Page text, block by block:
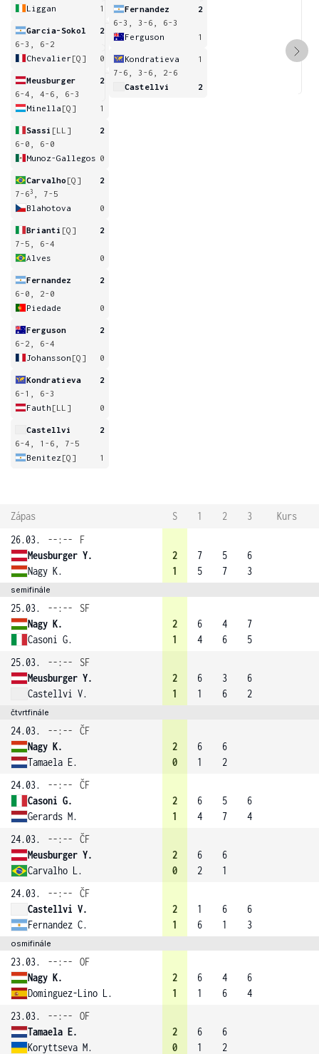
Liggan 1
Garcia-Sokol
2
6-3, 6-2
Chevalier[Q] 0
Meusburger
2
6-4, 4-6, 6-3
Minella [Q] 1
Sassi [LL]
2
6-0, 6-0
Munoz-Gallegos 0
Carvalho [Q]
2
7-63
, 7-5
Blahotova
0
Brianti [Q]
2
7-5, 6-4
Alves
0
Fernandez
2
6-0, 2-0
Piedade
0
Ferguson
2
6-2, 6-4
Johansson [Q] 0
Kondratieva
2
6-1, 6-3
Fauth [LL] 0
Castellvi
2
6-4, 1-6, 7-5
Benitez [Q] 1
Fernandez
2
6-3, 3-6, 6-3
Ferguson
1
Kondratieva
1
7-6, 3-6, 2-6
Castellvi
2
Zápas S 1 2 3
Kurs
26.03.
--:--
F
Meusburger Y.
Nagy K.
2
1
7
5
5
7
6
3
semifinále
25.03. --:--
SF
Nagy K.
Casoni G.
2
1
6
4
4
6
7
5
25.03.
--:--
SF
Meusburger Y.
Castellvi V.
2
1
6
1
3
6
6
2
čtvrtfinále
24.03. --:--
ČF
Nagy K.
Tamaela E.
2
0
6
1
6
2
24.03.
--:--
ČF
Casoni G.
Gerards M.
2
1
6
4
5
7
6
4
24.03.
--:--
ČF
Meusburger Y.
Carvalho L.
2
0
6
2
6
1
24.03.
--:--
ČF
Castellvi V.
Fernandez C.
2
1
1
6
6
1
6
3
osmifinále
23.03. --:--
OF
Nagy K.
Dominguez-Lino L.
2
1
6
1
4
6
6
4
23.03.
--:--
OF
Tamaela E.
Koryttseva M.
2
0
6
1
6
2